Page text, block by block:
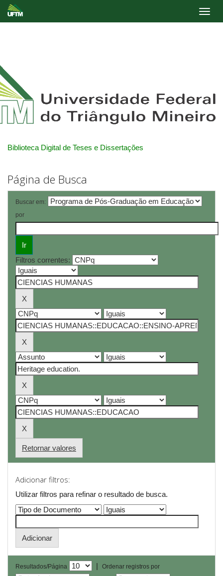
Biblioteca Digital de Teses e Dissertações
Página de Busca
Buscar em:
por
Filtros correntes:
Retornar valores
Adicionar filtros:
Utilizar filtros para refinar o resultado de busca.
Resultados/Página |
Ordenar registros por